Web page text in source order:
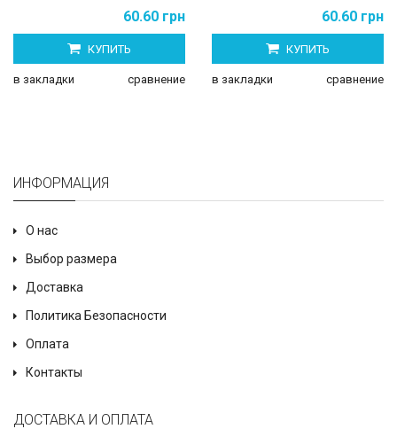
60.60 грн
КУПИТЬ
в закладки сравнение
60.60 грн
КУПИТЬ
в закладки сравнение
ИНФОРМАЦИЯ
О нас
Выбор размера
Доставка
Политика Безопасности
Оплата
Контакты
ДОСТАВКА И ОПЛАТА